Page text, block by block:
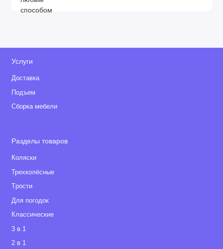
Услуги
Доставка
Подъем
Сборка мебели
Разделы товаров
Коляски
Трехколёсные
Tрости
Для погодок
Классические
3 в 1
2 в 1